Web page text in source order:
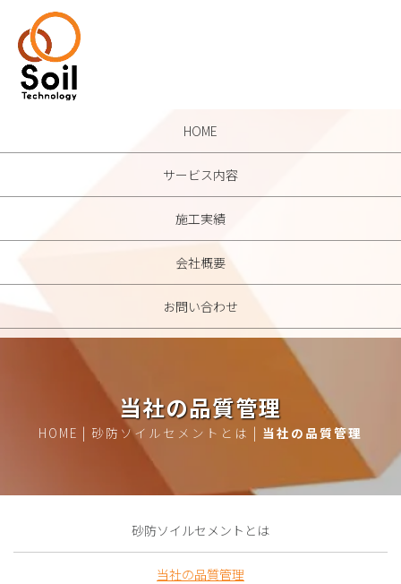
HOME
サービス内容
施工実績
会社概要
お問い合わせ
当社の品質管理
HOME | 砂防ソイルセメントとは | 当社の品質管理
砂防ソイルセメントとは
当社の品質管理